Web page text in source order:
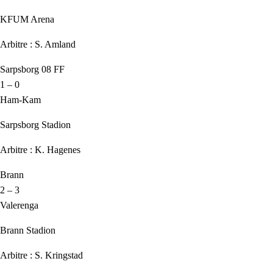
KFUM Arena
Arbitre : S. Amland
Sarpsborg 08 FF
1 – 0
Ham-Kam
Sarpsborg Stadion
Arbitre : K. Hagenes
Brann
2 – 3
Valerenga
Brann Stadion
Arbitre : S. Kringstad